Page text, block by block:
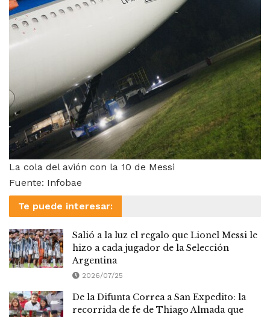
La cola del avión con la 10 de Messi
Fuente: Infobae
Te puede interesar:
Salió a la luz el regalo que Lionel Messi le
hizo a cada jugador de la Selección
Argentina
2026/07/25
De la Difunta Correa a San Expedito: la
recorrida de fe de Thiago Almada que